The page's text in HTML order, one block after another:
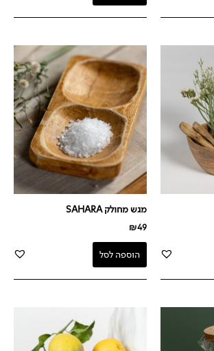
מגש מחולק SAHARA
₪49
הוספה לסל